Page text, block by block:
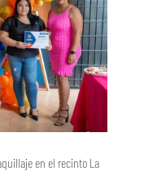
en el recinto La